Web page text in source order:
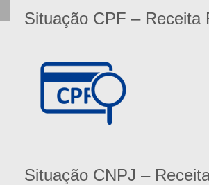
Situação CPF – Receita
Situação CNPJ –